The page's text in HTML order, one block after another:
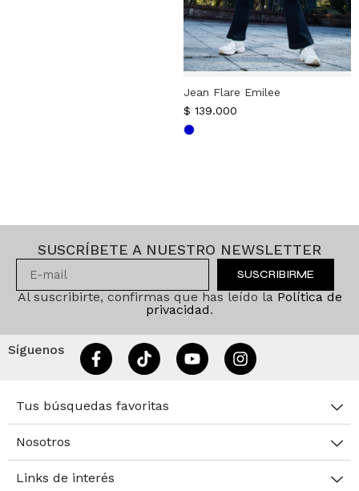
Jean Flare Emilee
$ 139.000
SUSCRÍBETE A NUESTRO NEWSLETTER
SUSCRIBIRME
Al suscribirte, confirmas que has leído la Política de
privacidad.
Síguenos
Tus búsquedas favoritas
Nosotros
Links de interés